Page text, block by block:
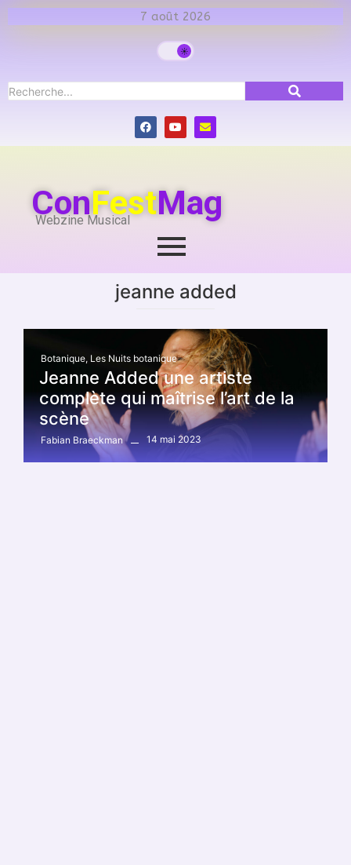
7 août 2026
ConFestMag
Webzine Musical
jeanne added
Botanique, Les Nuits botanique
Jeanne Added une artiste
complète qui maîtrise l’art de la
scène
Fabian Braeckman 14 mai 2023